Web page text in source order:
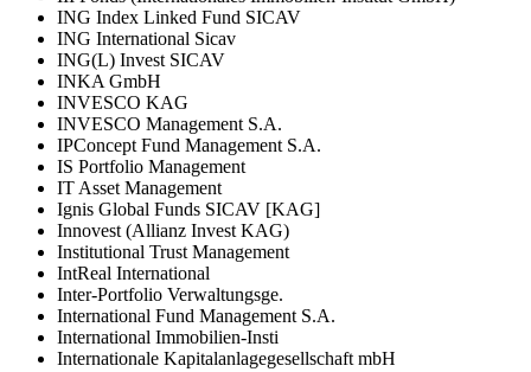
ING Index Linked Fund SICAV
ING International Sicav
ING(L) Invest SICAV
INKA GmbH
INVESCO KAG
INVESCO Management S.A.
IPConcept Fund Management S.A.
IS Portfolio Management
IT Asset Management
Ignis Global Funds SICAV [KAG]
Innovest (Allianz Invest KAG)
Institutional Trust Management
IntReal International
Inter-Portfolio Verwaltungsge.
International Fund Management S.A.
International Immobilien-Insti
Internationale Kapitalanlagegesellschaft mbH